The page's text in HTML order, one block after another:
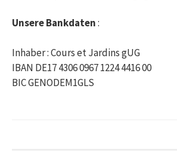
Unsere Bankdaten:
Inhaber : Cours et Jardins gUG
IBAN DE17 4306 0967 1224 4416 00
BIC GENODEM1GLS